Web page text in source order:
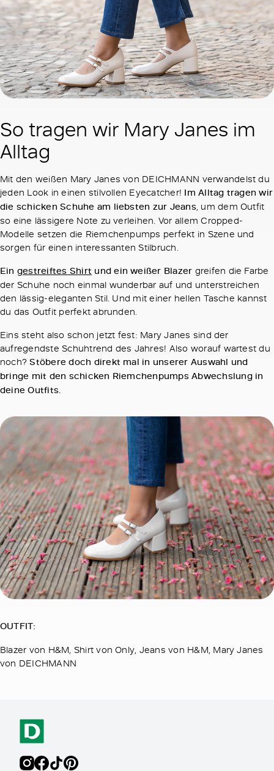
So tragen wir Mary Janes im
Alltag
Mit den weißen Mary Janes von DEICHMANN verwandelst du
jeden Look in einen stilvollen Eyecatcher! Im Alltag tragen wir
die schicken Schuhe am liebsten zur Jeans, um dem Outfit
so eine lässigere Note zu verleihen. Vor allem Cropped-
Modelle setzen die Riemchenpumps perfekt in Szene und
sorgen für einen interessanten Stilbruch.
Ein gestreiftes Shirt und ein weißer Blazer greifen die Farbe
der Schuhe noch einmal wunderbar auf und unterstreichen
den lässig-eleganten Stil. Und mit einer hellen Tasche kannst
du das Outfit perfekt abrunden.
Eins steht also schon jetzt fest: Mary Janes sind der
aufregendste Schuhtrend des Jahres! Also worauf wartest du
noch?Stöbere doch direkt mal in unserer Auswahl und
bringe mit den schicken Riemchenpumps Abwechslung in
deine Outfits.
OUTFIT:
Blazer von H&M, Shirt von Only, Jeans von H&M, Mary Janes
von DEICHMANN